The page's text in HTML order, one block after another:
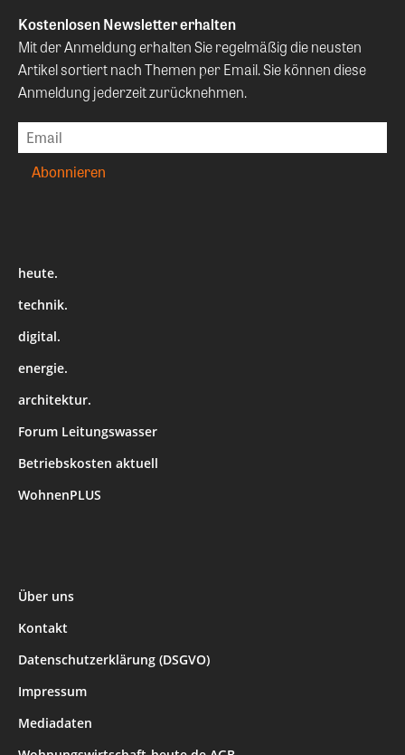
Kostenlosen Newsletter erhalten
Mit der Anmeldung erhalten Sie regelmäßig die neusten
Artikel sortiert nach Themen per Email. Sie können diese
Anmeldung jederzeit zurücknehmen.
heute.
technik.
digital.
energie.
architektur.
Forum Leitungswasser
Betriebskosten aktuell
WohnenPLUS
Über uns
Kontakt
Datenschutzerklärung (DSGVO)
Impressum
Mediadaten